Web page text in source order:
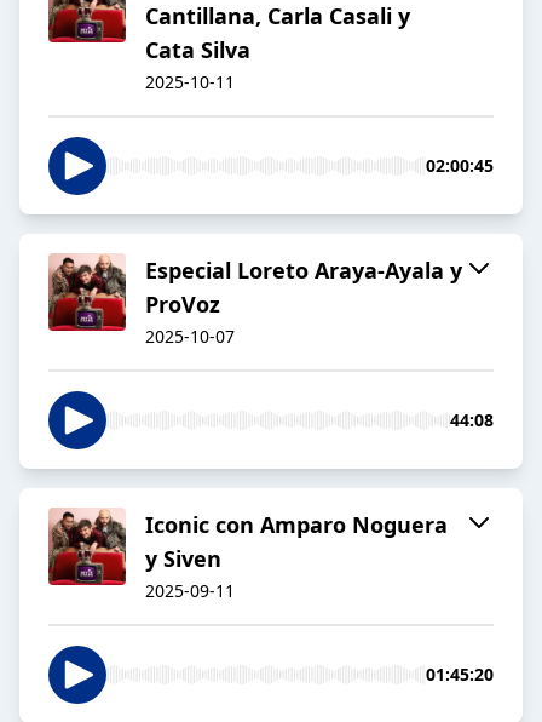
Cantillana, Carla Casali y
Cata Silva
2025-10-11
02:00:45
Especial Loreto Araya-Ayala y
ProVoz
2025-10-07
44:08
Iconic con Amparo Noguera
y Siven
2025-09-11
01:45:20